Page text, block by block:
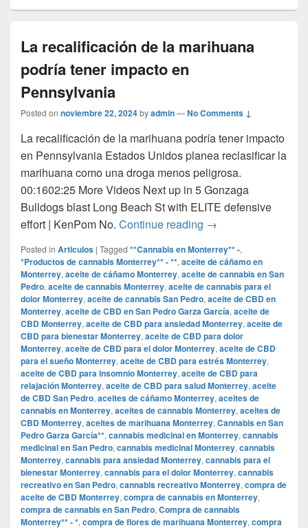
La recalificación de la marihuana
podría tener impacto en
Pennsylvania
Posted on noviembre 22, 2024byadmin—No Comments ↓
La recalificación de la marihuana podría tener impacto
en Pennsylvania Estados Unidos planea reclasificar la
marihuana como una droga menos peligrosa.
00:1602:25 More Videos Next up in 5 Gonzaga
Bulldogs blast Long Beach St with ELITE defensive
effort | KenPom No. Continue reading La recalificación de
→
Posted in Articulos | Tagged **Cannabis en Monterrey** -,
*Productos de cannabis Monterrey** - **, aceite de cáñamo en
Monterrey, aceite de cáñamo Monterrey, aceite de cannabis en San
Pedro, aceite de cannabis Monterrey, aceite de cannabis para el
dolor Monterrey, aceite de cannabis San Pedro, aceite de CBD en
Monterrey, aceite de CBD en San Pedro Garza García, aceite de
CBD Monterrey, aceite de CBD para ansiedad Monterrey, aceite de
CBD para bienestar Monterrey, aceite de CBD para dolor
Monterrey, aceite de CBD para el dolor Monterrey, aceite de CBD
para el sueño Monterrey, aceite de CBD para estrés Monterrey,
aceite de CBD para insomnio Monterrey, aceite de CBD para
relajación Monterrey, aceite de CBD para salud Monterrey, aceite
de CBD San Pedro, aceites de cáñamo Monterrey, aceites de
cannabis en Monterrey, aceites de cannabis Monterrey, aceites de
CBD Monterrey, aceites de marihuana Monterrey, Cannabis en San
Pedro Garza García**, cannabis medicinal en Monterrey, cannabis
medicinal en San Pedro, cannabis medicinal Monterrey, cannabis
Monterrey, cannabis para ansiedad Monterrey, cannabis para el
bienestar Monterrey, cannabis para el dolor Monterrey, cannabis
recreativo en San Pedro, cannabis recreativo Monterrey, compra de
aceite de CBD Monterrey, compra de cannabis en Monterrey,
compra de cannabis en San Pedro, Compra de cannabis
Monterrey** - *, compra de flores de marihuana Monterrey, compra